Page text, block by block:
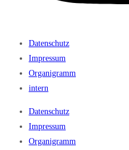
Datenschutz
Impressum
Organigramm
intern
Datenschutz
Impressum
Organigramm